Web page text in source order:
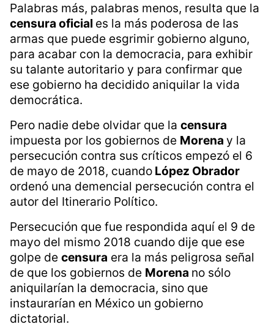
Palabras más, palabras menos, resulta que la
censura oficial es la más poderosa de las
armas que puede esgrimir gobierno alguno,
para acabar con la democracia, para exhibir
su talante autoritario y para confirmar que
ese gobierno ha decidido aniquilar la vida
democrática.
Pero nadie debe olvidar que la censura
impuesta por los gobiernos de Morena y la
persecución contra sus críticos empezó el 6
de mayo de 2018, cuando López Obrador
ordenó una demencial persecución contra el
autor del Itinerario Político.
Persecución que fue respondida aquí el 9 de
mayo del mismo 2018 cuando dije que ese
golpe de censura era la más peligrosa señal
de que los gobiernos de Morena no sólo
aniquilarían la democracia, sino que
instaurarían en México un gobierno
dictatorial.